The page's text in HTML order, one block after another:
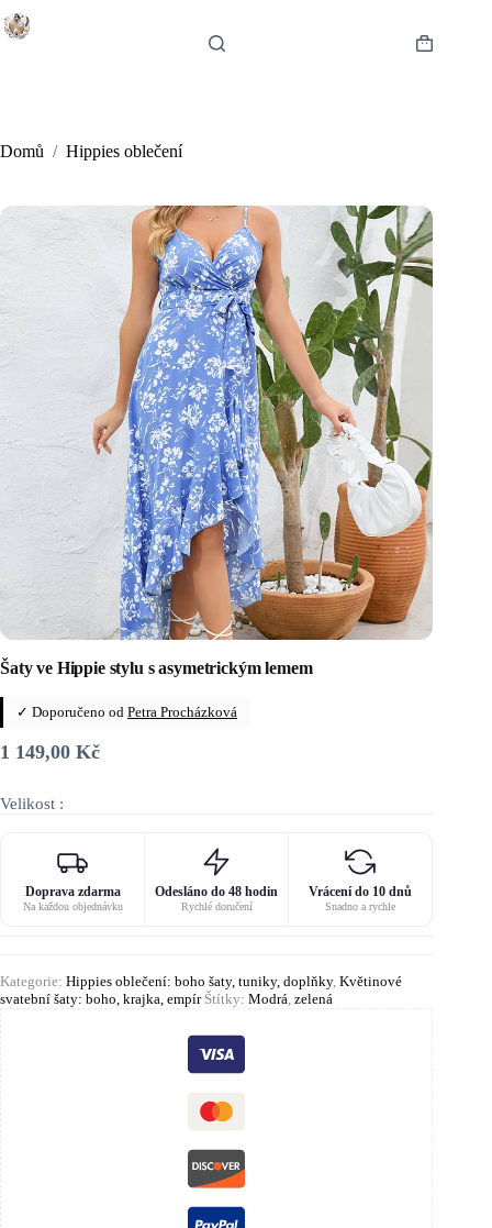
to
Shopping
Domů / Hippies oblečení
Šaty ve Hippie stylu s asymetrickým lemem
✓ Doporučeno od Petra Procházková
1 149,00 Kč
Velikost :
Doprava zdarma
Na každou objednávku
Odesláno do 48 hodin
Rychlé doručení
Vrácení do 10 dnů
Snadno a rychle
Kategorie: Hippies oblečení: boho šaty, tuniky, doplňky, Květinové
svatební šaty: boho, krajka, empír Štítky: Modrá zelená